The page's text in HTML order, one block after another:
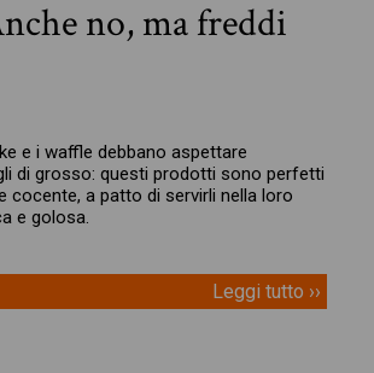
no, ma freddi
e i waffle debbano aspettare
di grosso: questi prodotti sono perfetti
cocente, a patto di servirli nella loro
e golosa.
Leggi tutto ››